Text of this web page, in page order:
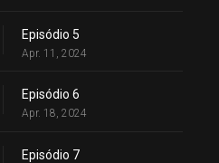
Episódio 5
Apr. 11, 2024
Episódio 6
Apr. 18, 2024
Episódio 7